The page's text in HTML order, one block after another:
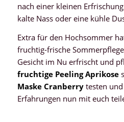
nach einer kleinen
kalte Nass oder eine kühle
Extra für den Hochsommer
fruchtig-frische
Gesicht im Nu erfrischt und
fruchtige Peeling Aprikose
Maske Cranberrytesten
Erfahrungen nun mit euch